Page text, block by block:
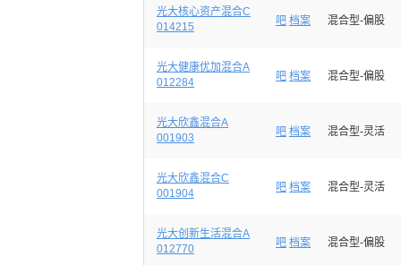
光大核心资产混合C
014215
吧 档案 混合型-偏股
光大健康优加混合A
012284
吧 档案 混合型-偏股
光大欣鑫混合A
001903
吧 档案 混合型-灵活
光大欣鑫混合C
001904
吧 档案 混合型-灵活
光大创新生活混合A
012770
吧 档案 混合型-偏股